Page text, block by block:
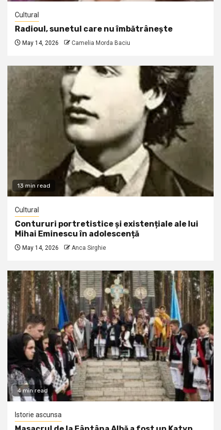
Cultural
Radioul, sunetul care nu îmbătrânește
May 14, 2026 Camelia Morda Baciu
13 min read
Cultural
Contururi portretistice și existențiale ale lui
Mihai Eminescu în adolescență
May 14, 2026 Anca Sirghie
4 min read
Istorie ascunsa